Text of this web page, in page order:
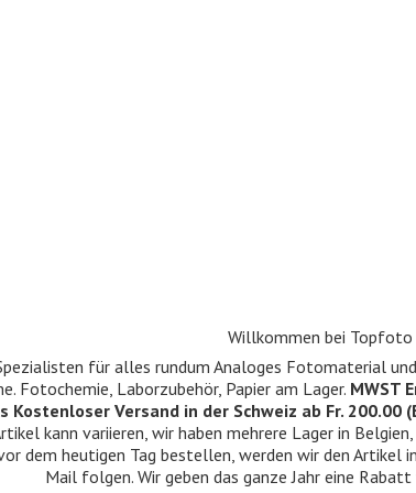
Willkommen bei Topfoto
für alles rundum Analoges Fotomaterial
Fotochemie, Laborzubehör, Papier am Lager. MWST
Kostenloser Versand in der Schweiz ab Fr. 200.00
kann variieren, wir haben mehrere Lager in
dem heutigen Tag bestellen, werden wir den Artikel
Mail folgen. Wir geben das ganze Jahr eine